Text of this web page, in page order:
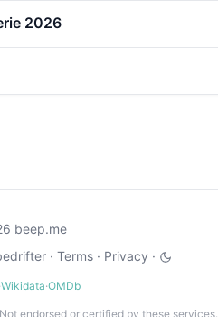
2026
beep.me
· Terms · Privacy ·
·Wikidata·OMDb
endorsed or certified by these services.